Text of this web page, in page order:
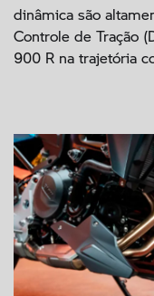
dinâmica são
Controle de Tração
900 R na trajetória